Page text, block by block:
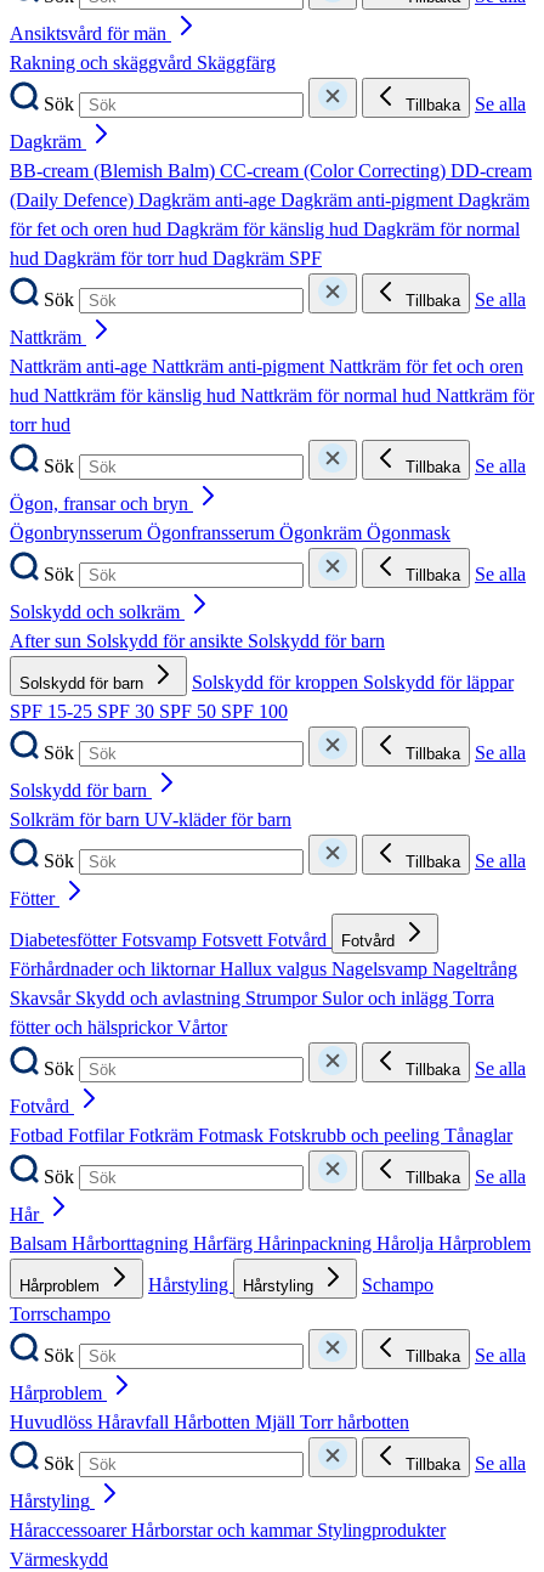
Ansiktsvård för män
Rakning och skäggvård Skäggfärg
Sök
Tillbaka
Se alla
Dagkräm
BB-cream (Blemish Balm) CC-cream (Color Correcting) DD-cream
(Daily Defence) Dagkräm anti-age Dagkräm anti-pigmentDagkräm
för fet och oren hud Dagkräm för känslig hud Dagkräm för normal
hud Dagkräm för torr hud Dagkräm SPF
Sök
Tillbaka
Se alla
Nattkräm
Nattkräm anti-age Nattkräm anti-pigmentNattkräm för fet och oren
hud Nattkräm för känslig hud Nattkräm för normal hud Nattkräm för
torr hud
Sök
Tillbaka
Se alla
Ögon, fransar och bryn
Ögonbrynsserum Ögonfransserum Ögonkräm Ögonmask
Sök
Tillbaka
Se alla
Solskydd och solkräm
After sun Solskydd för ansikte Solskydd för barn
Solskydd för barn Solskydd för kroppen Solskydd för läppar
SPF 15-25 SPF 30 SPF 50 SPF 100
Sök
Tillbaka
Se alla
Solskydd för barn
Solkräm för barn UV-kläder för barn
Sök
Tillbaka
Se alla
Fötter
DiabetesfötterFotsvamp FotsvettFotvård Fotvård
Förhårdnader och liktornarHallux valgus Nagelsvamp Nageltrång
Skavsår Skydd och avlastning Strumpor Sulor och inlägg Torra
fötter och hälsprickorVårtor
Sök
Tillbaka
Se alla
Fotvård
Fotbad FotfilarFotkräm Fotmask Fotskrubb och peeling Tånaglar
Sök
Tillbaka
Se alla
Hår
Balsam Hårborttagning Hårfärg Hårinpackning Hårolja Hårproblem
Hårproblem Hårstyling Hårstyling
Schampo
Torrschampo
Sök
Tillbaka
Se alla
Hårproblem
Huvudlöss Håravfall Hårbotten Mjäll Torr hårbotten
Sök
Tillbaka
Se alla
Hårstyling
HåraccessoarerHårborstar och kammar Stylingprodukter
Värmeskydd